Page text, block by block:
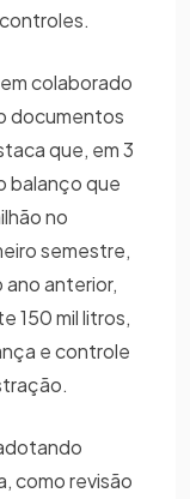
colaborado
documentos
que, em 3
balanço que
no
semestre,
anterior,
150 mil litros,
e controle
como revisão